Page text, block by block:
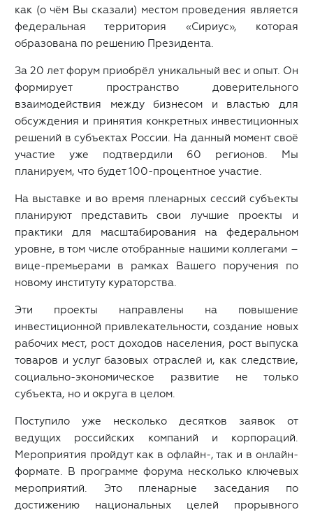
как (о чём Вы сказали) местом проведения является
федеральная территория «Сириус», которая
образована по решению Президента.
За 20 лет форум приобрёл уникальный вес и опыт. Он
формирует пространство доверительного
взаимодействия между бизнесом и властью для
обсуждения и принятия конкретных инвестиционных
решений в субъектах России. На данный момент своё
участие уже подтвердили 60 регионов. Мы
планируем, что будет 100-процентное участие.
На выставке и во время пленарных сессий субъекты
планируют представить свои лучшие проекты и
практики для масштабирования на федеральном
уровне, в том числе отобранные нашими коллегами –
вице-премьерами в рамках Вашего поручения по
новому институту кураторства.
Эти проекты направлены на повышение
инвестиционной привлекательности, создание новых
рабочих мест, рост доходов населения, рост выпуска
товаров и услуг базовых отраслей и, как следствие,
социально-экономическое развитие не только
субъекта, но и округа в целом.
Поступило уже несколько десятков заявок от
ведущих российских компаний и корпораций.
Мероприятия пройдут как в офлайн-, так и в онлайн-
формате. В программе форума несколько ключевых
мероприятий. Это пленарные заседания по
достижению национальных целей прорывного